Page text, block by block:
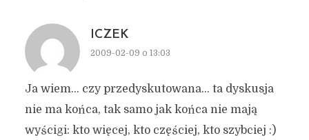
ICZEK
2009-02-09 o 13:03
Ja wiem… czy przedyskutowana… ta dyskusja
nie ma końca, tak samo jak końca nie mają
wyścigi: kto więcej, kto częściej, kto szybciej :)